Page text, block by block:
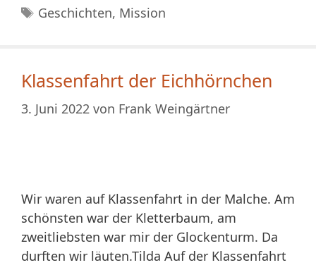
Schlagwörter
Geschichten, Mission
Klassenfahrt der Eichhörnchen
3. Juni 2022 von Frank Weingärtner
Wir waren auf Klassenfahrt in der Malche. Am
schönsten war der Kletterbaum, am
zweitliebsten war mir der Glockenturm. Da
durften wir läuten.Tilda Auf der Klassenfahrt